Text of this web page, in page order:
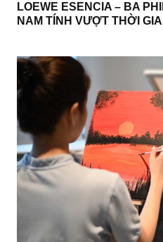
LOEWE ESENCIA – BA
NAM TÍNH VƯỢT THỜI